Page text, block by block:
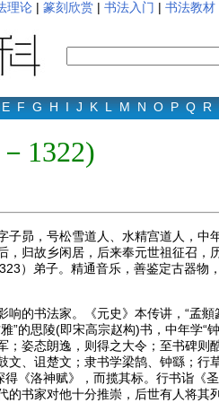
理论 | 篆刻欣赏 | 书法入门 | 书法教材
E F G H I J K L M N O P Q R
1322)
昴，号松雪道人、水精宫道人，中
，归故乡闲居，后来奉元世祖征召
）弟子。精通音乐，善鉴定古器
的书法家。《元史》本传讲，“孟頫
”的思陵(即宋高宗赵构)书，中年学
；姿态朗逸，则得之大令；至书碑
文、诅楚文；隶书学梁鹄、钟繇；
得《洛神赋》，而揽其标。行书诣
的书家对他十分推崇，后世有人将